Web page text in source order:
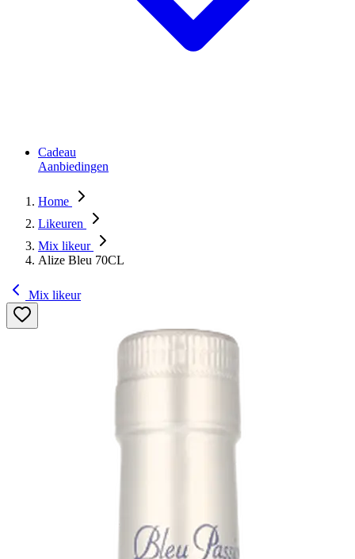
Cadeau
Aanbiedingen
Home
Likeuren
Mix likeur
Alize Bleu 70CL
Mix likeur